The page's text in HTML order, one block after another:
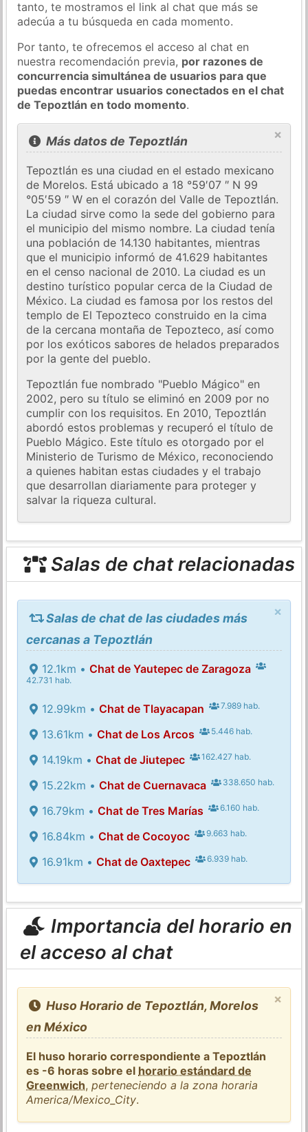
tanto, te mostramos el link al chat que más se
adecúa a tu búsqueda en cada momento.
Por tanto, te ofrecemos el acceso al chat en
nuestra recomendación previa, por razones de
concurrencia simultánea de usuarios para que
puedas encontrar usuarios conectados en el chat
de Tepoztlán en todo momento.
×
Más datos de Tepoztlán
Tepoztlán es una ciudad en el estado mexicano
de Morelos. Está ubicado a 18 °59′07 ″ N 99
°05′59 ″ W en el corazón del Valle de Tepoztlán.
La ciudad sirve como la sede del gobierno para
el municipio del mismo nombre. La ciudad tenía
una población de 14.130 habitantes, mientras
que el municipio informó de 41.629 habitantes
en el censo nacional de 2010. La ciudad es un
destino turístico popular cerca de la Ciudad de
México. La ciudad es famosa por los restos del
templo de El Tepozteco construido en la cima
de la cercana montaña de Tepozteco, así como
por los exóticos sabores de helados preparados
por la gente del pueblo.
Tepoztlán fue nombrado "Pueblo Mágico" en
2002, pero su título se eliminó en 2009 por no
cumplir con los requisitos. En 2010, Tepoztlán
abordó estos problemas y recuperó el título de
Pueblo Mágico. Este título es otorgado por el
Ministerio de Turismo de México, reconociendo
a quienes habitan estas ciudades y el trabajo
que desarrollan diariamente para proteger y
salvar la riqueza cultural.
Salas de chat relacionadas
×
Salas de chat de las ciudades más
cercanas a Tepoztlán
12.1km • Chat de Yautepec de Zaragoza
42.731 hab.
12.99km • Chat de Tlayacapan 7.989 hab.
13.61km • Chat de Los Arcos 5.446 hab.
14.19km • Chat de Jiutepec 162.427 hab.
15.22km • Chat de Cuernavaca 338.650 hab.
16.79km • Chat de Tres Marías 6.160 hab.
16.84km • Chat de Cocoyoc 9.663 hab.
16.91km • Chat de Oaxtepec 6.939 hab.
Importancia del horario en
el acceso al chat
×
Huso Horario de Tepoztlán, Morelos
en México
El huso horario correspondiente a Tepoztlán
es -6 horas sobre el horario estándard de
Greenwich,perteneciendo a la zona horaria
America/Mexico_City.